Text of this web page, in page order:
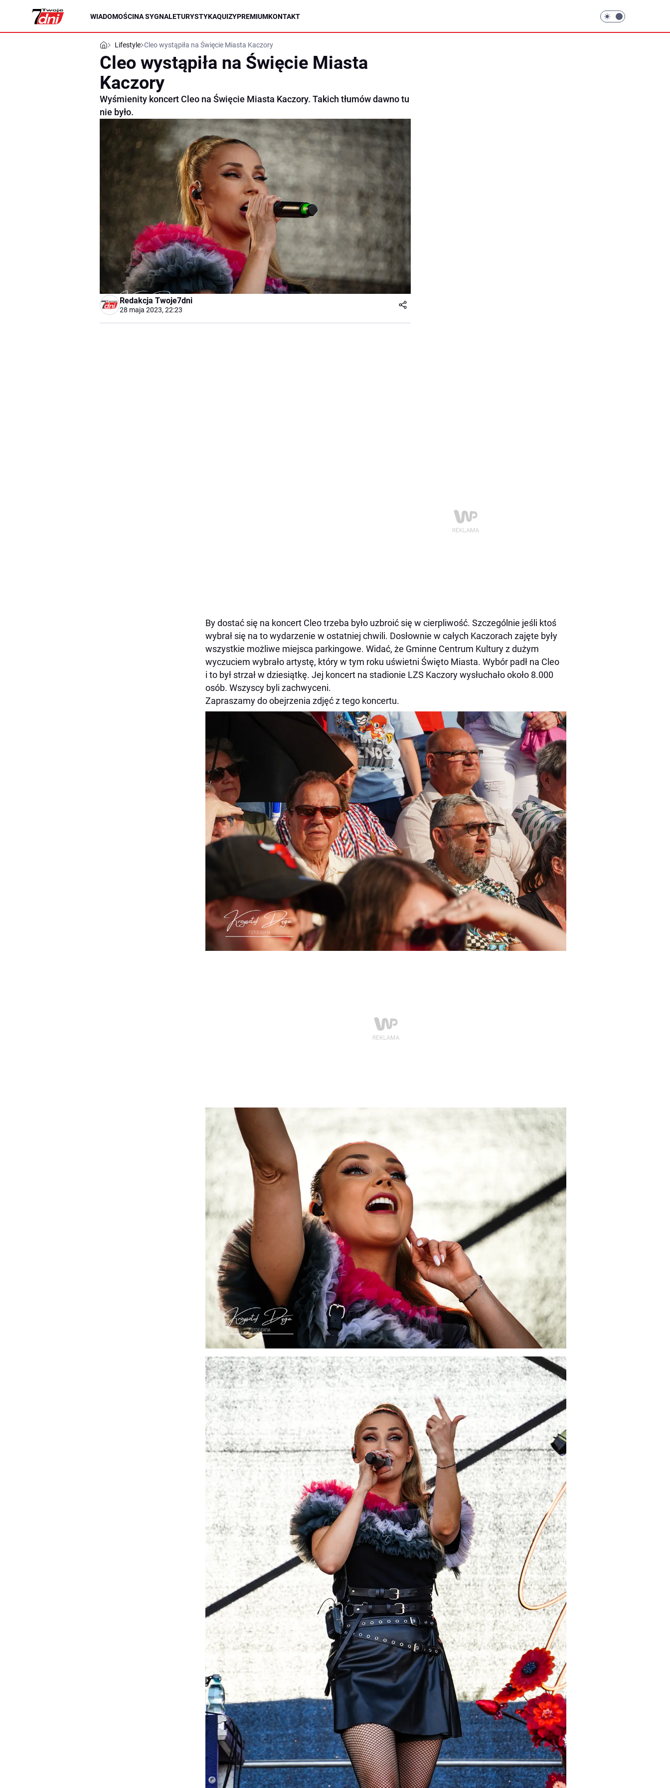
WIADOMOŚCINA SYGNALETURYSTYKAQUIZYPREMIUMKONTAKT
Lifestyle Cleo wystąpiła na Święcie Miasta Kaczory
Cleo wystąpiła na Święcie Miasta
Kaczory
Wyśmienity koncert Cleo na Święcie Miasta Kaczory. Takich tłumów dawno tu
nie było.
Redakcja Twoje7dni
28 maja 2023, 22:23
By dostać się na koncert Cleo trzeba było uzbroić się w cierpliwość. Szczególnie jeśli ktoś
wybrał się na to wydarzenie w ostatniej chwili. Dosłownie w całych Kaczorach zajęte były
wszystkie możliwe miejsca parkingowe. Widać, że Gminne Centrum Kultury z dużym
wyczuciem wybrało artystę, który w tym roku uświetni Święto Miasta. Wybór padł na Cleo
i to był strzał w dziesiątkę. Jej koncert na stadionie LZS Kaczory wysłuchało około 8.000
osób. Wszyscy byli zachwyceni.
Zapraszamy do obejrzenia zdjęć z tego koncertu.